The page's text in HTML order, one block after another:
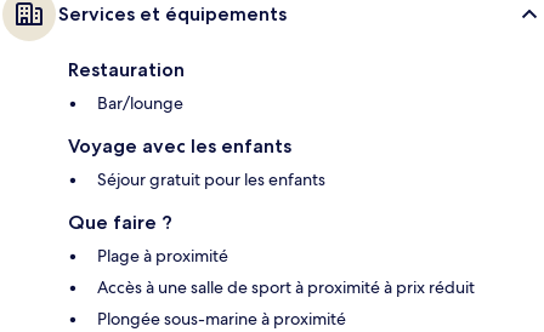
Services et équipements
Restauration
Bar/lounge
Voyage avec les enfants
Séjour gratuit pour les enfants
Que faire ?
Plage à proximité
Accès à une salle de sport à proximité à prix réduit
Plongée sous-marine à proximité